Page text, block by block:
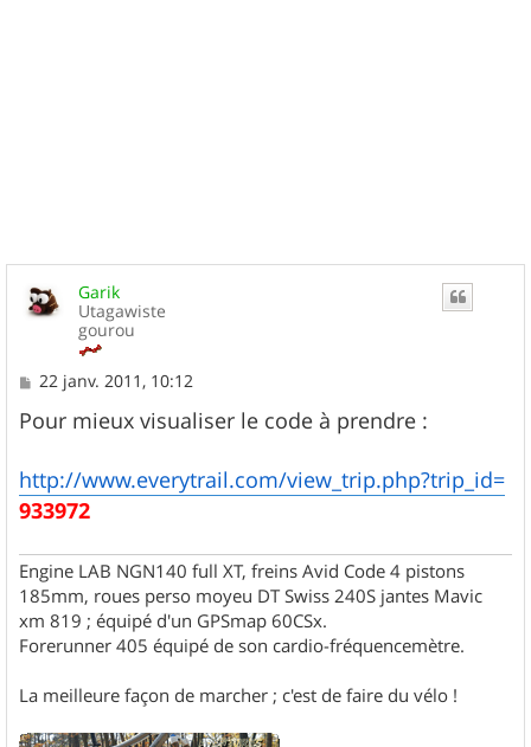
Garik
Utagawiste
gourou
M
s
s
g
e
22 janv. 2011, 10:12
Pour mieux visualiser le code à prendre :
http://www.everytrail.com/view_trip.php?trip_id=
933972
Engine LAB NGN140 full XT, freins Avid Code 4 pistons
185mm, roues perso moyeu DT Swiss 240S jantes Mavic
xm 819 ; équipé d'un GPSmap 60CSx.
Forerunner 405 équipé de son cardio-fréquencemètre.
La meilleure façon de marcher ; c'est de faire du vélo !